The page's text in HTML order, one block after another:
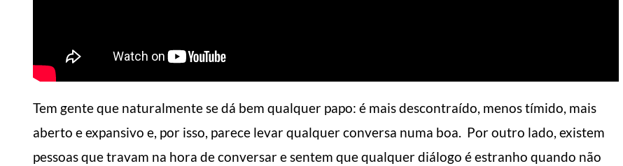
Tem gente que naturalmente se dá bem qualquer papo: é mais descontraído, menos tímido, mais
aberto e expansivo e, por isso, parece levar qualquer conversa numa boa. Por outro lado, existem
pessoas que travam na hora de conversar e sentem que qualquer diálogo é estranho quando não
6 dicas de como fazer
suas roupas durarem
mais
Manual do Homem Moderno
Como fazer o dia render
mais
Manual do Homem Moderno
5 dicas de como usar
bermuda
Manual do Homem Moderno